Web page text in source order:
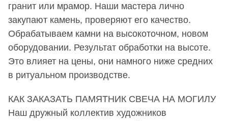
гранит или мрамор. Наши мастера лично
закупают камень, проверяют его качество.
Обрабатываем камни на высокоточном, новом
оборудовании. Результат обработки на высоте.
Это влияет на цены, они намного ниже средних
в ритуальном производстве.
КАК ЗАКАЗАТЬ ПАМЯТНИК СВЕЧА НА МОГИЛУ
Наш дружный коллектив художников